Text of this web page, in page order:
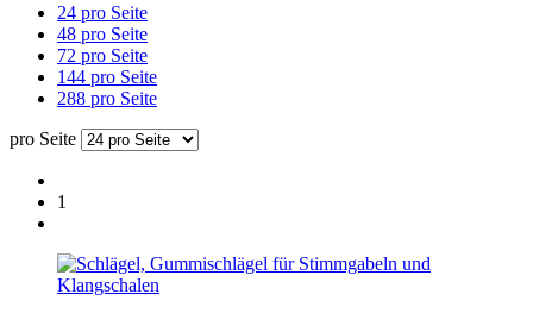
24 pro Seite
48 pro Seite
72 pro Seite
144 pro Seite
288 pro Seite
pro Seite
1